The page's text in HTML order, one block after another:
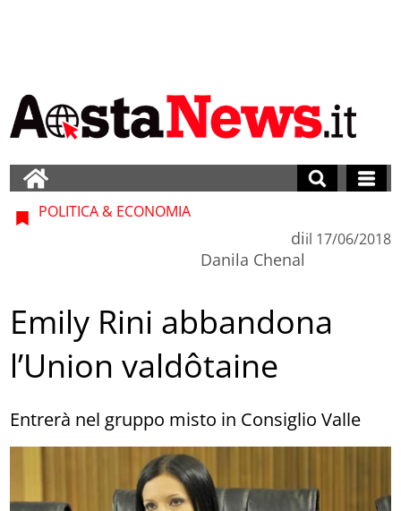
POLITICA & ECONOMIA
di
Danila Chenal
il 17/06/2018
Emily Rini abbandona
l’Union valdôtaine
Entrerà nel gruppo misto in Consiglio Valle